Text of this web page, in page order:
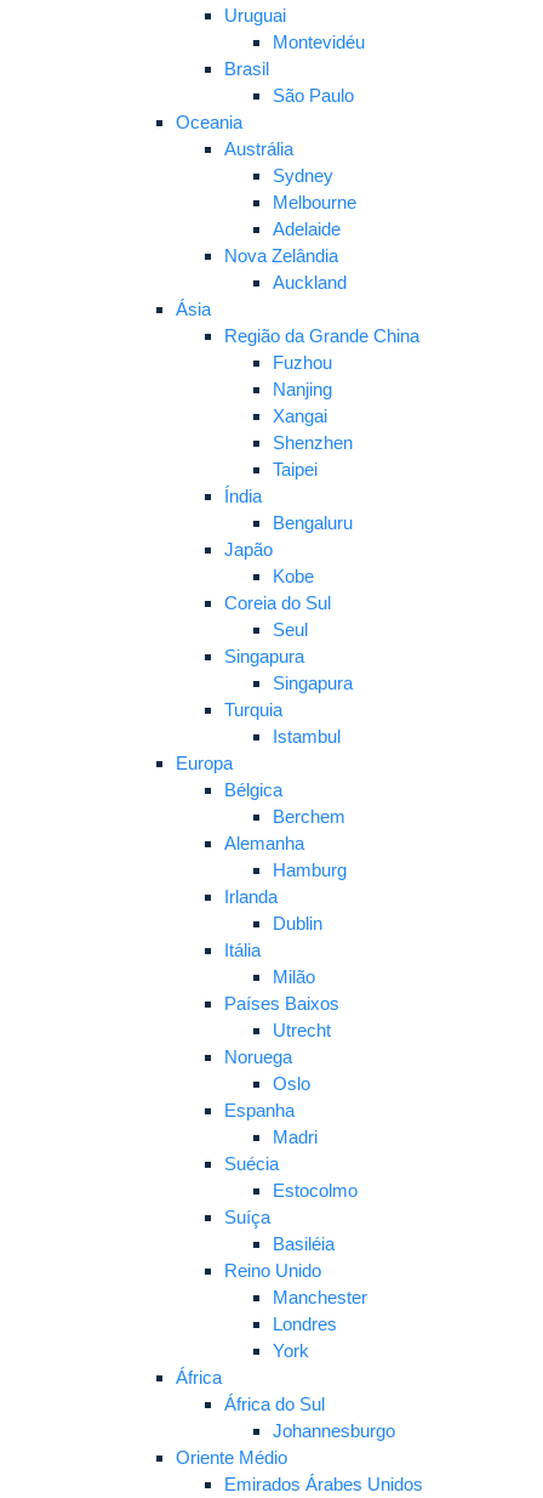
Uruguai
Montevidéu
Brasil
São Paulo
Oceania
Austrália
Sydney
Melbourne
Adelaide
Nova Zelândia
Auckland
Ásia
Região da Grande China
Fuzhou
Nanjing
Xangai
Shenzhen
Taipei
Índia
Bengaluru
Japão
Kobe
Coreia do Sul
Seul
Singapura
Singapura
Turquia
Istambul
Europa
Bélgica
Berchem
Alemanha
Hamburg
Irlanda
Dublin
Itália
Milão
Países Baixos
Utrecht
Noruega
Oslo
Espanha
Madri
Suécia
Estocolmo
Suíça
Basiléia
Reino Unido
Manchester
Londres
York
África
África do Sul
Johannesburgo
Oriente Médio
Emirados Árabes Unidos